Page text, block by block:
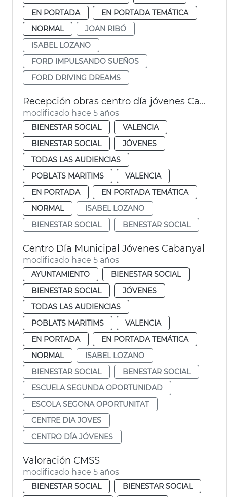
EN PORTADA
EN PORTADA TEMÁTICA
NORMAL
JOAN RIBÓ
ISABEL LOZANO
FORD IMPULSANDO SUEÑOS
FORD DRIVING DREAMS
Recepción obras centro día jóvenes Cabanyal
modificado hace 5 años
BIENESTAR SOCIAL
VALENCIA
BIENESTAR SOCIAL
JÓVENES
TODAS LAS AUDIENCIAS
POBLATS MARITIMS
VALENCIA
EN PORTADA
EN PORTADA TEMÁTICA
NORMAL
ISABEL LOZANO
BIENESTAR SOCIAL
BENESTAR SOCIAL
Centro Día Municipal Jóvenes Cabanyal
modificado hace 5 años
AYUNTAMIENTO
BIENESTAR SOCIAL
BIENESTAR SOCIAL
JÓVENES
TODAS LAS AUDIENCIAS
POBLATS MARITIMS
VALENCIA
EN PORTADA
EN PORTADA TEMÁTICA
NORMAL
ISABEL LOZANO
BIENESTAR SOCIAL
BENESTAR SOCIAL
ESCUELA SEGUNDA OPORTUNIDAD
ESCOLA SEGONA OPORTUNITAT
CENTRE DIA JOVES
CENTRO DÍA JÓVENES
Valoración CMSS
modificado hace 5 años
BIENESTAR SOCIAL
BIENESTAR SOCIAL